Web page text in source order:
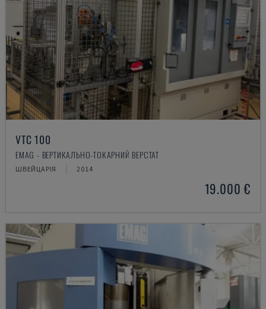
VTC 100
EMAG - ВЕРТИКАЛЬНО-ТОКАРНИЙ ВЕРСТАТ
ШВЕЙЦАРІЯ 2014
19.000 €